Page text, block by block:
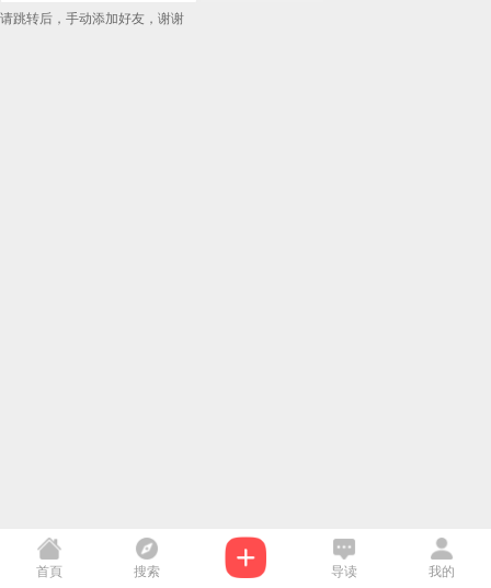
请跳转后，手动添加好友，谢谢
首頁 搜索 导读 我的